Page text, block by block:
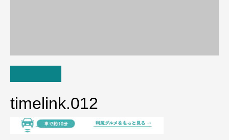
timelink.012